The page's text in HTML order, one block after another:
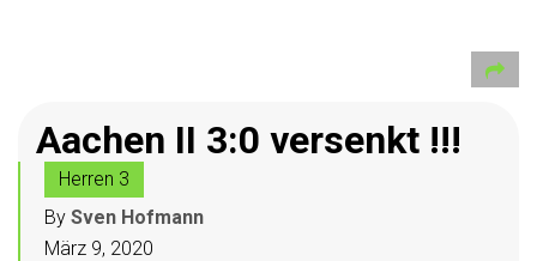
Aachen II 3:0 versenkt !!!
Herren 3
By Sven Hofmann
März 9, 2020